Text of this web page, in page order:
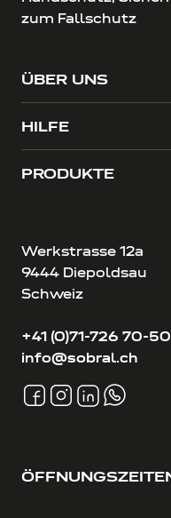
zum Fallschutz
ÜBER UNS
HILFE
PRODUKTE
Werkstrasse 12a
9444 Diepoldsau
Schweiz
+41 (0)71-726 70-50
info@sobral.ch